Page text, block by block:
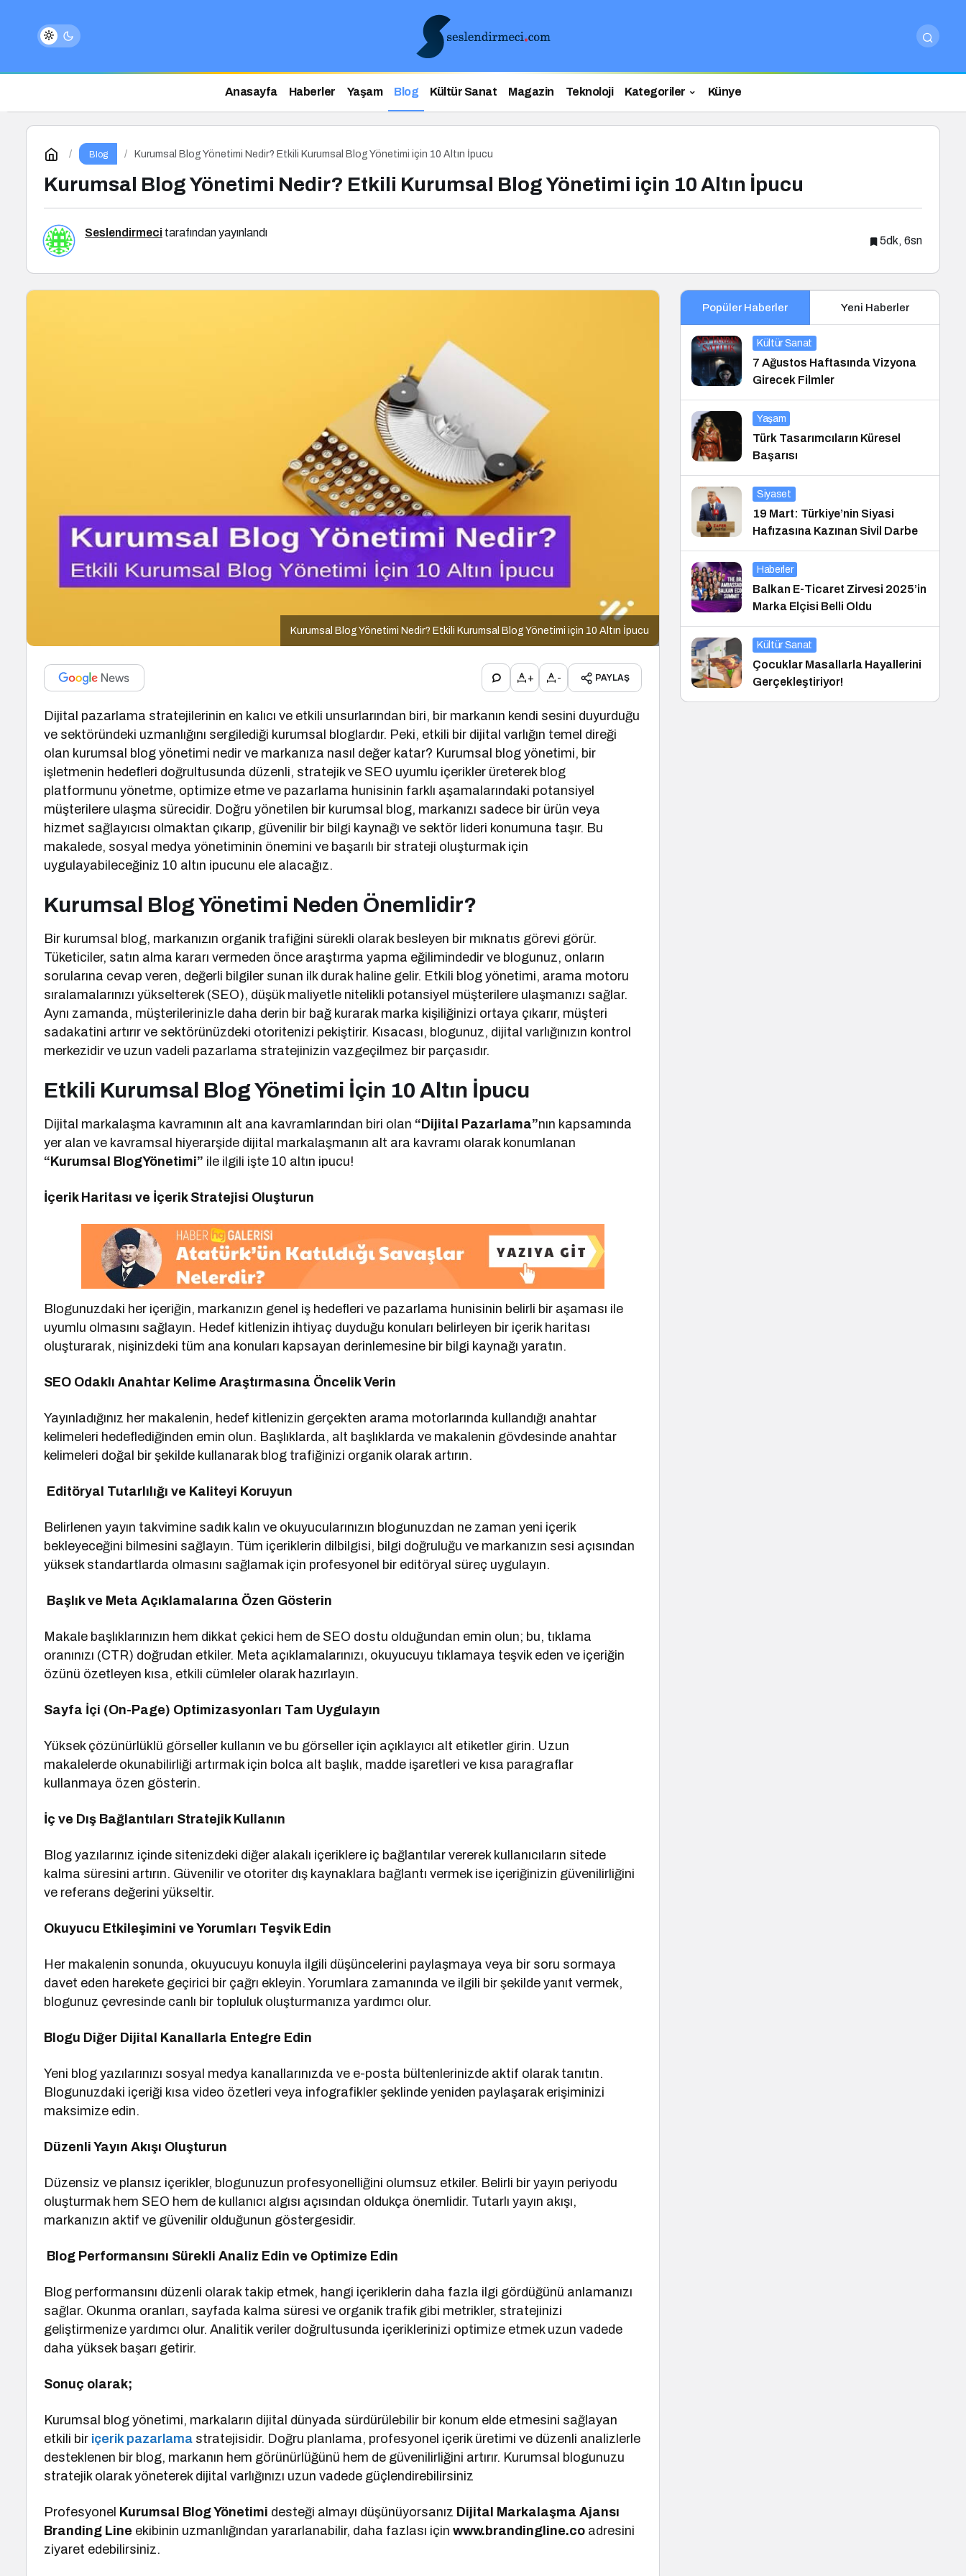
Anasayfa Haberler Yaşam Blog Kültür Sanat Magazin Teknoloji Kategoriler Künye
Blog Kurumsal Blog Yönetimi Nedir? Etkili Kurumsal Blog Yönetimi için 10 Altın İpucu
Kurumsal Blog Yönetimi Nedir? Etkili Kurumsal Blog Yönetimi için 10 Altın İpucu
Seslendirmeci tarafından yayınlandı
5dk, 6sn
Kurumsal Blog Yönetimi Nedir? Etkili Kurumsal Blog Yönetimi için 10 Altın İpucu
+ - PAYLAŞ
Dijital pazarlama stratejilerinin en kalıcı ve etkili unsurlarından biri, bir markanın kendi sesini duyurduğu
ve sektöründeki uzmanlığını sergilediği kurumsal bloglardır. Peki, etkili bir dijital varlığın temel direği
olan kurumsal blog yönetimi nedir ve markanıza nasıl değer katar? Kurumsal blog yönetimi, bir
işletmenin hedefleri doğrultusunda düzenli, stratejik ve SEO uyumlu içerikler üreterek blog
platformunu yönetme, optimize etme ve pazarlama hunisinin farklı aşamalarındaki potansiyel
müşterilere ulaşma sürecidir. Doğru yönetilen bir kurumsal blog, markanızı sadece bir ürün veya
hizmet sağlayıcısı olmaktan çıkarıp, güvenilir bir bilgi kaynağı ve sektör lideri konumuna taşır. Bu
makalede, sosyal medya yönetiminin önemini ve başarılı bir strateji oluşturmak için
uygulayabileceğiniz 10 altın ipucunu ele alacağız.
Kurumsal Blog Yönetimi Neden Önemlidir?
Bir kurumsal blog, markanızın organik trafiğini sürekli olarak besleyen bir mıknatıs görevi görür.
Tüketiciler, satın alma kararı vermeden önce araştırma yapma eğilimindedir ve blogunuz, onların
sorularına cevap veren, değerli bilgiler sunan ilk durak haline gelir. Etkili blog yönetimi, arama motoru
sıralamalarınızı yükselterek (SEO), düşük maliyetle nitelikli potansiyel müşterilere ulaşmanızı sağlar.
Aynı zamanda, müşterilerinizle daha derin bir bağ kurarak marka kişiliğinizi ortaya çıkarır, müşteri
sadakatini artırır ve sektörünüzdeki otoritenizi pekiştirir. Kısacası, blogunuz, dijital varlığınızın kontrol
merkezidir ve uzun vadeli pazarlama stratejinizin vazgeçilmez bir parçasıdır.
Etkili Kurumsal Blog Yönetimi İçin 10 Altın İpucu
Dijital markalaşma kavramının alt ana kavramlarından biri olan “Dijital Pazarlama”nın kapsamında
yer alan ve kavramsal hiyerarşide dijital markalaşmanın alt ara kavramı olarak konumlanan
“Kurumsal BlogYönetimi” ile ilgili işte 10 altın ipucu!
İçerik Haritası ve İçerik Stratejisi Oluşturun
Blogunuzdaki her içeriğin, markanızın genel iş hedefleri ve pazarlama hunisinin belirli bir aşaması ile
uyumlu olmasını sağlayın. Hedef kitlenizin ihtiyaç duyduğu konuları belirleyen bir içerik haritası
oluşturarak, nişinizdeki tüm ana konuları kapsayan derinlemesine bir bilgi kaynağı yaratın.
SEO Odaklı Anahtar Kelime Araştırmasına Öncelik Verin
Yayınladığınız her makalenin, hedef kitlenizin gerçekten arama motorlarında kullandığı anahtar
kelimeleri hedeflediğinden emin olun. Başlıklarda, alt başlıklarda ve makalenin gövdesinde anahtar
kelimeleri doğal bir şekilde kullanarak blog trafiğinizi organik olarak artırın.
Editöryal Tutarlılığı ve Kaliteyi Koruyun
Belirlenen yayın takvimine sadık kalın ve okuyucularınızın blogunuzdan ne zaman yeni içerik
bekleyeceğini bilmesini sağlayın. Tüm içeriklerin dilbilgisi, bilgi doğruluğu ve markanızın sesi açısından
yüksek standartlarda olmasını sağlamak için profesyonel bir editöryal süreç uygulayın.
Başlık ve Meta Açıklamalarına Özen Gösterin
Makale başlıklarınızın hem dikkat çekici hem de SEO dostu olduğundan emin olun; bu, tıklama
oranınızı (CTR) doğrudan etkiler. Meta açıklamalarınızı, okuyucuyu tıklamaya teşvik eden ve içeriğin
özünü özetleyen kısa, etkili cümleler olarak hazırlayın.
Sayfa İçi (On-Page) Optimizasyonları Tam Uygulayın
Yüksek çözünürlüklü görseller kullanın ve bu görseller için açıklayıcı alt etiketler girin. Uzun
makalelerde okunabilirliği artırmak için bolca alt başlık, madde işaretleri ve kısa paragraflar
kullanmaya özen gösterin.
İç ve Dış Bağlantıları Stratejik Kullanın
Blog yazılarınız içinde sitenizdeki diğer alakalı içeriklere iç bağlantılar vererek kullanıcıların sitede
kalma süresini artırın. Güvenilir ve otoriter dış kaynaklara bağlantı vermek ise içeriğinizin güvenilirliğini
ve referans değerini yükseltir.
Okuyucu Etkileşimini ve Yorumları Teşvik Edin
Her makalenin sonunda, okuyucuyu konuyla ilgili düşüncelerini paylaşmaya veya bir soru sormaya
davet eden harekete geçirici bir çağrı ekleyin. Yorumlara zamanında ve ilgili bir şekilde yanıt vermek,
blogunuz çevresinde canlı bir topluluk oluşturmanıza yardımcı olur.
Blogu Diğer Dijital Kanallarla Entegre Edin
Yeni blog yazılarınızı sosyal medya kanallarınızda ve e-posta bültenlerinizde aktif olarak tanıtın.
Blogunuzdaki içeriği kısa video özetleri veya infografikler şeklinde yeniden paylaşarak erişiminizi
maksimize edin.
Düzenli Yayın Akışı Oluşturun
Düzensiz ve plansız içerikler, blogunuzun profesyonelliğini olumsuz etkiler. Belirli bir yayın periyodu
oluşturmak hem SEO hem de kullanıcı algısı açısından oldukça önemlidir. Tutarlı yayın akışı,
markanızın aktif ve güvenilir olduğunun göstergesidir.
Blog Performansını Sürekli Analiz Edin ve Optimize Edin
Blog performansını düzenli olarak takip etmek, hangi içeriklerin daha fazla ilgi gördüğünü anlamanızı
sağlar. Okunma oranları, sayfada kalma süresi ve organik trafik gibi metrikler, stratejinizi
geliştirmenize yardımcı olur. Analitik veriler doğrultusunda içeriklerinizi optimize etmek uzun vadede
daha yüksek başarı getirir.
Sonuç olarak;
Kurumsal blog yönetimi, markaların dijital dünyada sürdürülebilir bir konum elde etmesini sağlayan
etkili bir içerik pazarlama stratejisidir. Doğru planlama, profesyonel içerik üretimi ve düzenli analizlerle
desteklenen bir blog, markanın hem görünürlüğünü hem de güvenilirliğini artırır. Kurumsal blogunuzu
stratejik olarak yöneterek dijital varlığınızı uzun vadede güçlendirebilirsiniz
Profesyonel Kurumsal Blog Yönetimi desteği almayı düşünüyorsanız Dijital Markalaşma Ajansı
Branding Line ekibinin uzmanlığından yararlanabilir, daha fazlası içinwww.brandingline.co adresini
ziyaret edebilirsiniz.
Popüler Haberler Yeni Haberler
Kültür Sanat
7 Ağustos Haftasında Vizyona
Girecek Filmler
Yaşam
Türk Tasarımcıların Küresel
Başarısı
Siyaset
19 Mart: Türkiye’nin Siyasi
Hafızasına Kazınan Sivil Darbe
Haberler
Balkan E-Ticaret Zirvesi 2025’in
Marka Elçisi Belli Oldu
Kültür Sanat
Çocuklar Masallarla Hayallerini
Gerçekleştiriyor!